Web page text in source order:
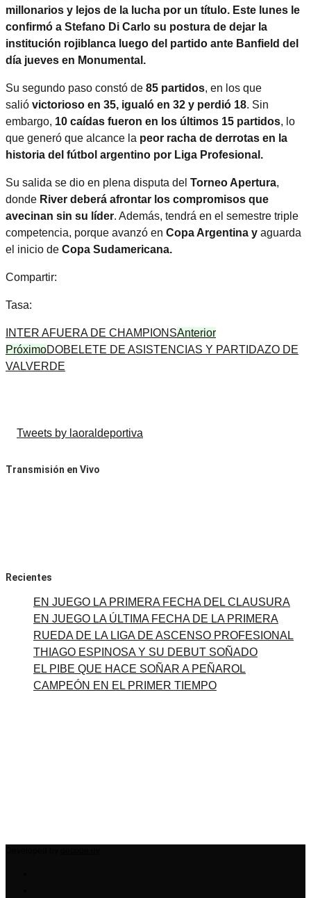
millonarios y lejos de la lucha por un título. Este lunes le
confirmó a Stefano Di Carlo su postura de dejar la
institución rojiblanca luego del partido ante Banfield del
día jueves en Monumental.
Su segundo paso constó de 85 partidos, en los que
salió victorioso en 35, igualó en 32 y perdió 18. Sin
embargo, 10 caídas fueron en los últimos 15 partidos, lo
que generó que alcance la peor racha de derrotas en la
historia del fútbol argentino por Liga Profesional.
Su salida se dio en plena disputa del Torneo Apertura,
donde River deberá afrontar los compromisos que
avecinan sin su líder. Además, tendrá en el semestre triple
competencia, porque avanzó en Copa Argentina y aguarda
el inicio de Copa Sudamericana.
Compartir:
Tasa:
INTER AFUERA DE CHAMPIONSAnterior
PróximoDOBELETE DE ASISTENCIAS Y PARTIDAZO DE
VALVERDE
Tweets by laoraldeportiva
Transmisión en Vivo
Recientes
EN JUEGO LA PRIMERA FECHA DEL CLAUSURA
EN JUEGO LA ÚLTIMA FECHA DE LA PRIMERA
RUEDA DE LA LIGA DE ASCENSO PROFESIONAL
THIAGO ESPINOSA Y SU DEBUT SOÑADO
EL PIBE QUE HACE SOÑAR A PEÑAROL
CAMPEÓN EN EL PRIMER TIEMPO